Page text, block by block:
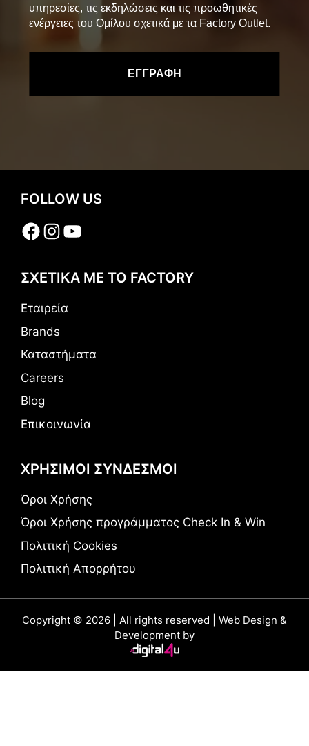
υπηρεσίες, τις εκδηλώσεις και τις προωθητικές
ενέργειες του Ομίλου σχετικά με τα Factory Outlet.
FOLLOW US
Facebook
Instagram
YouTube
ΣΧΕΤΙΚΑ ΜΕ ΤΟ FACTORY
Εταιρεία
Brands
Καταστήματα
Careers
Blog
Επικοινωνία
ΧΡΗΣΙΜΟΙ ΣΥΝΔΕΣΜΟΙ
Όροι Χρήσης
Όροι Χρήσης προγράμματος Check In & Win
Πολιτική Cookies
Πολιτική Απορρήτου
Copyright © 2026 | All rights reserved | Web Design &
Development by